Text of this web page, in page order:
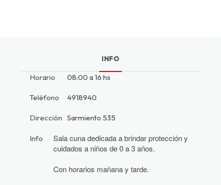
INFO
Horario 08:00 a 16 hs
Teléfono 4918940
Dirección Sarmiento 535
Info
Sala cuna dedicada a brindar protección y
cuidados a niños de 0 a 3 años.
Con horarios mañana y tarde.